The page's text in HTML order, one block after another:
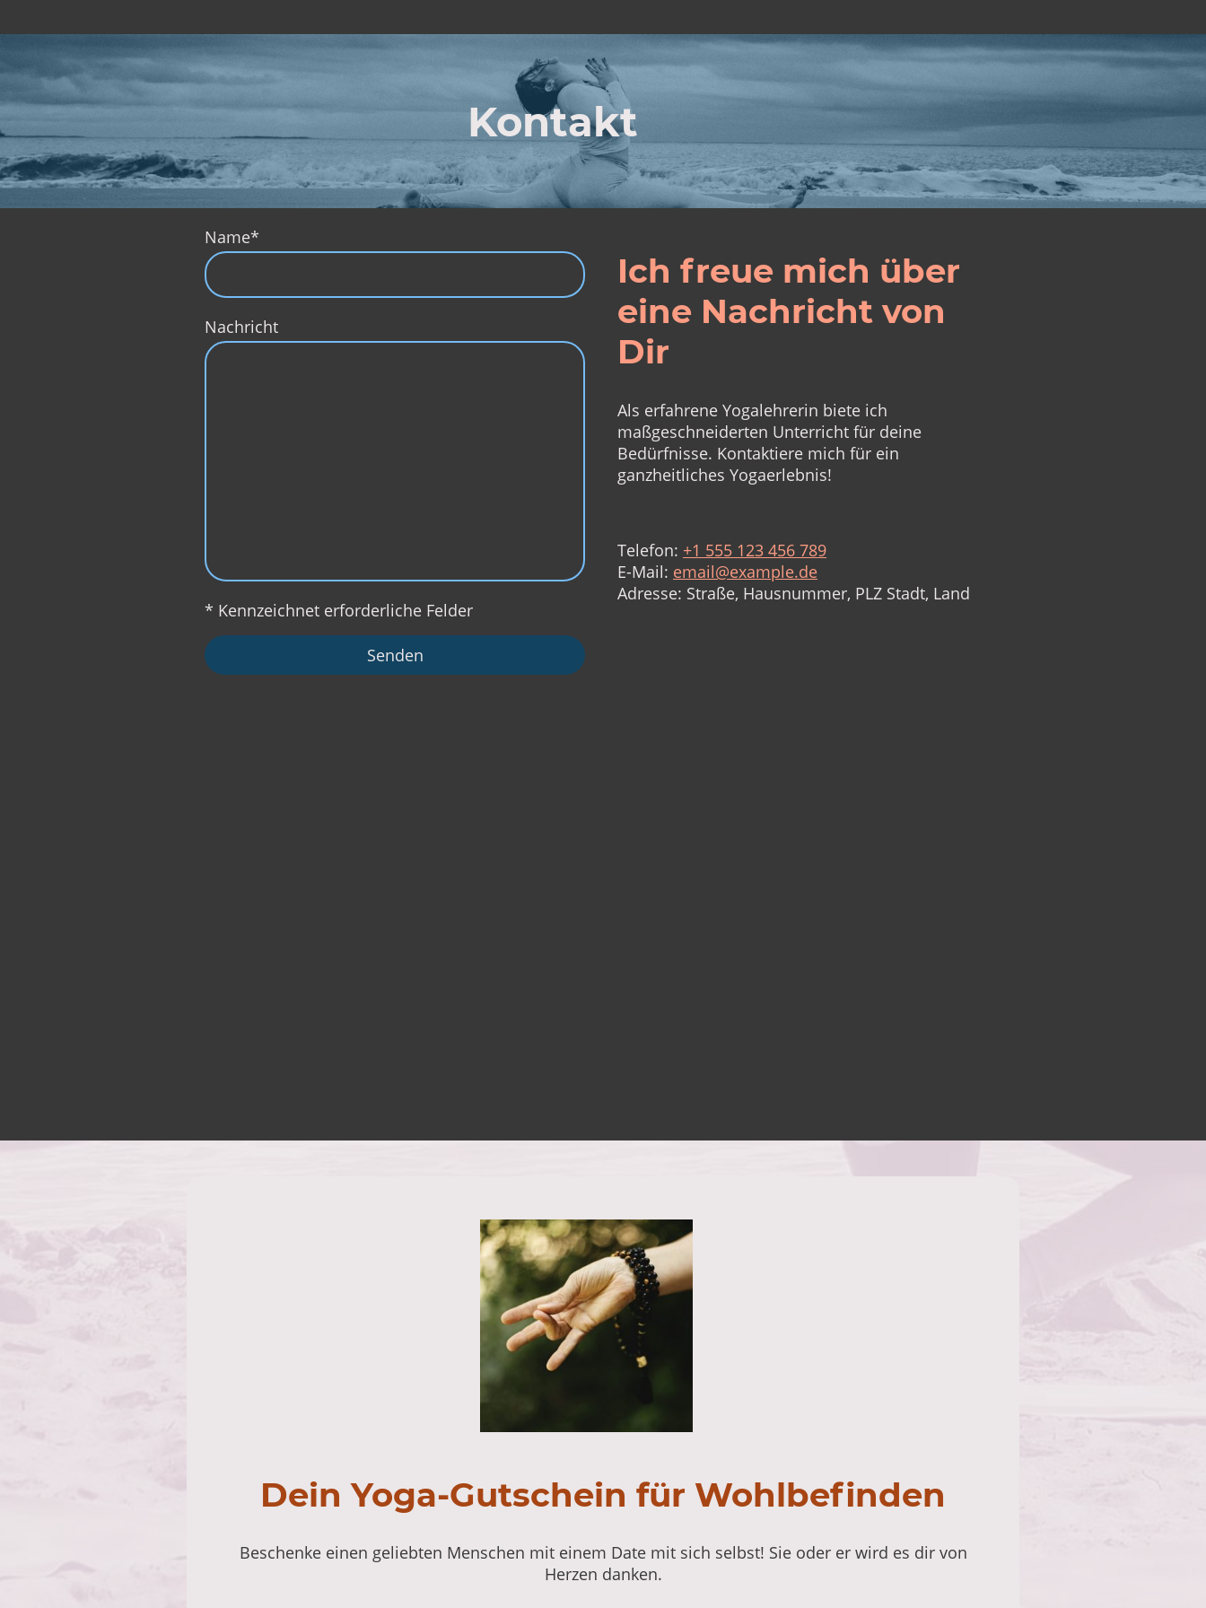
Kontakt
Name*
Nachricht
* Kennzeichnet erforderliche Felder
Senden
Ich freue mich über
eine Nachricht von
Dir
Als erfahrene Yogalehrerin biete ich
maßgeschneiderten Unterricht für deine
Bedürfnisse. Kontaktiere mich für ein
ganzheitliches Yogaerlebnis!
Telefon: +1 555 123 456 789
E-Mail: email@example.de
Adresse: Straße, Hausnummer, PLZ Stadt, Land
Dein Yoga-Gutschein für Wohlbefinden
Beschenke einen geliebten Menschen mit einem Date mit sich selbst! Sie oder er wird es dir von
Herzen danken.